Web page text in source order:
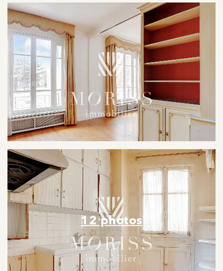
12 photos